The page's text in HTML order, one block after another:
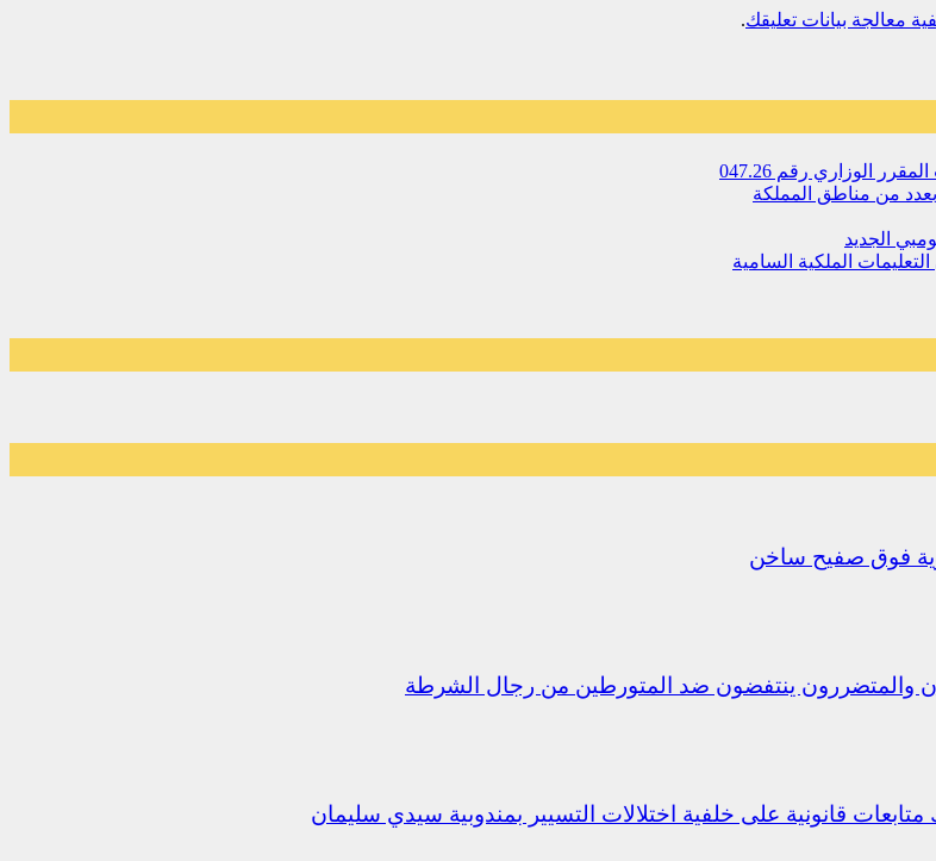
معالجة بيانات تعليقك.
الوزاري رقم 047.26
من مناطق المملكة
الجديد
الملكية السامية
فوق صفيح ساخن
والمتضررون ينتفضون ضد المتورطين من رجال الشرطة